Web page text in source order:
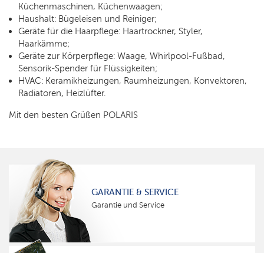
Küchenmaschinen, Küchenwaagen;
Haushalt: Bügeleisen und Reiniger;
Geräte für die Haarpflege: Haartrockner, Styler,
Haarkämme;
Geräte zur Körperpflege: Waage, Whirlpool-Fußbad,
Sensorik-Spender für Flüssigkeiten;
HVAC: Keramikheizungen, Raumheizungen, Konvektoren,
Radiatoren, Heizlüfter.
Mit den besten Grüßen POLARIS
GARANTIE & SERVICE
Garantie und Service